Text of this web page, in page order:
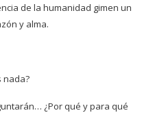
de la humanidad gimen un
y alma.
nada?
¿Por qué y para qué